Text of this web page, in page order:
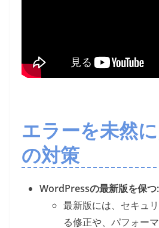
エラーを未然
の対策
WordPressの最新版を保つ:
最新版には、セキュ
る修正や、パフォー